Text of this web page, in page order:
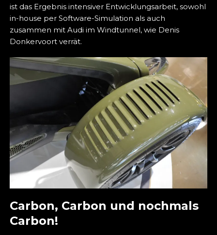
ist das Ergebnis intensiver Entwicklungsarbeit, sowohl
in-house per Software-Simulation als auch
zusammen mit Audi im Windtunnel, wie Denis
Donkervoort verrät.
Carbon, Carbon und nochmals
Carbon!